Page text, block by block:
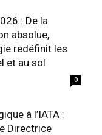
: De la
absolue,
redéfinit les
et au sol
0
à l’IATA :
Directrice